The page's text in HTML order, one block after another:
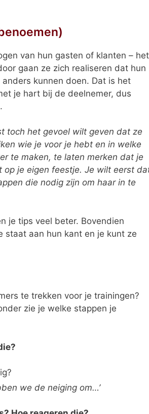
van hun gasten of klanten – het
gaan ze zich realiseren dat hun
kunnen doen. Dat is het
je hart bij de deelnemer, dus
toch het gevoel wilt geven dat ze
wie je voor je hebt en in welke
te maken, te laten merken dat je
op je eigen feestje. Je wilt eerst
die nodig zijn om haar in te
je tips veel beter. Bovendien
staat aan hun kant en je kunt ze
te trekken voor je trainingen?
zie je welke stappen je
we de neiging om…’